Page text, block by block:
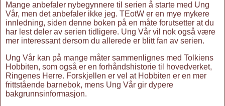
Mange anbefaler nybegynnere til serien å starte med Ung
Vår, men det anbefaler ikke jeg. TEotW er en mye mykere
innledning, siden denne boken på en måte forutsetter at du
har lest deler av serien tidligere. Ung Vår vil nok også være
mer interessant dersom du allerede er blitt fan av serien.
Ung Vår kan på mange måter sammenlignes med Tolkiens
Hobbiten, som også er en forhåndshistorie til hovedverket,
Ringenes Herre. Forskjellen er vel at Hobbiten er en mer
frittstående barnebok, mens Ung Vår gir dypere
bakgrunnsinformasjon.